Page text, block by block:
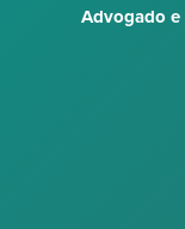
Advogado e